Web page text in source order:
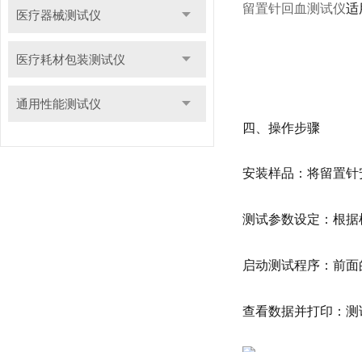
医疗器械测试仪
医疗耗材包装测试仪
通用性能测试仪
留置针回血测试仪适
四、操作步骤
安装样品：将留置
测试参数设定：根
启动测试程序：前
查看数据并打印：